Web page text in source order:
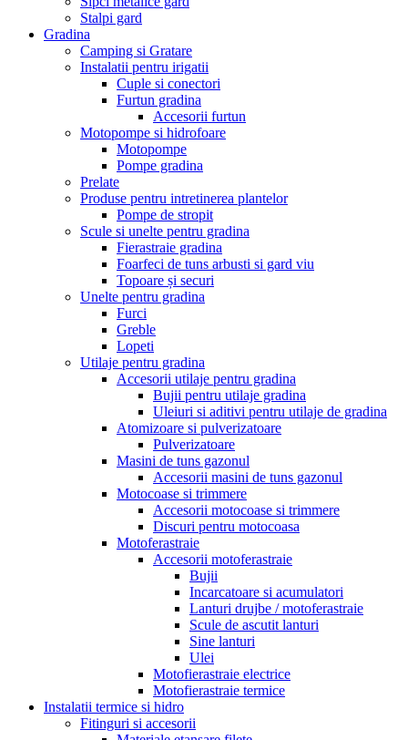
Stalpi gard
Gradina
Camping si Gratare
Instalatii pentru irigatii
Cuple si conectori
Furtun gradina
Accesorii furtun
Motopompe si hidrofoare
Motopompe
Pompe gradina
Prelate
Produse pentru intretinerea plantelor
Pompe de stropit
Scule si unelte pentru gradina
Fierastraie gradina
Foarfeci de tuns arbusti si gard viu
Topoare și securi
Unelte pentru gradina
Furci
Greble
Lopeti
Utilaje pentru gradina
Accesorii utilaje pentru gradina
Bujii pentru utilaje gradina
Uleiuri si aditivi pentru utilaje de gradina
Atomizoare si pulverizatoare
Pulverizatoare
Masini de tuns gazonul
Accesorii masini de tuns gazonul
Motocoase si trimmere
Accesorii motocoase si trimmere
Discuri pentru motocoasa
Motoferastraie
Accesorii motoferastraie
Bujii
Incarcatoare si acumulatori
Lanturi drujbe / motoferastraie
Scule de ascutit lanturi
Sine lanturi
Ulei
Motofierastraie electrice
Motofierastraie termice
Instalatii termice si hidro
Fitinguri si accesorii